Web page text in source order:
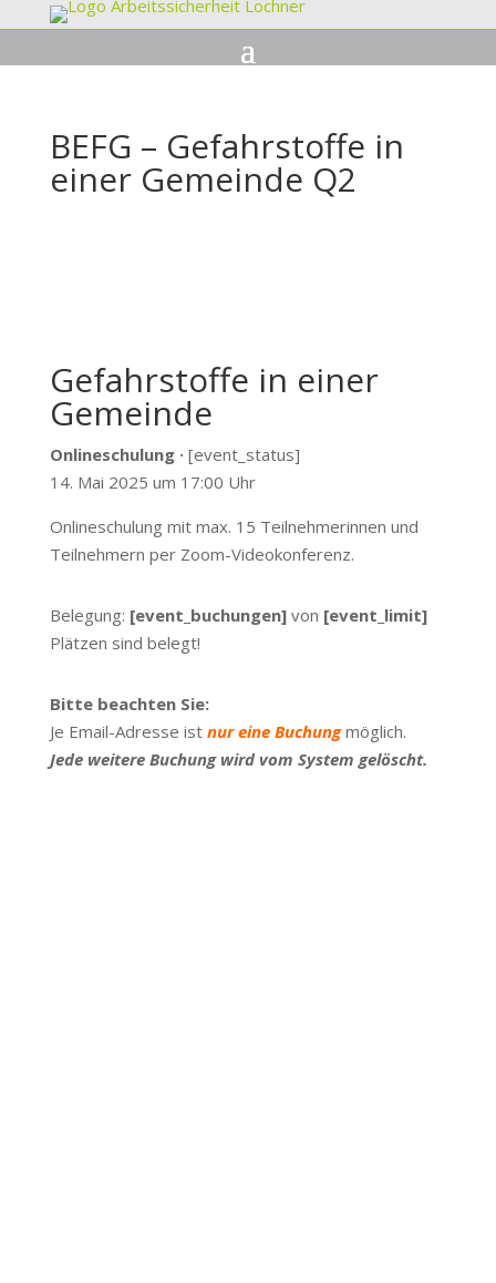
BEFG – Gefahrstoffe in
einer Gemeinde Q2
Gefahrstoffe in einer
Gemeinde
Onlineschulung · [event_status]
14. Mai 2025 um 17:00 Uhr
Onlineschulung mit max. 15 Teilnehmerinnen und
Teilnehmern per Zoom-Videokonferenz.
Belegung: [event_buchungen]von [event_limit]
Plätzen sind belegt!
Bitte beachten Sie:
Je Email-Adresse ist nur eine Buchungmöglich.
Jede weitere Buchung wird vom System gelöscht.